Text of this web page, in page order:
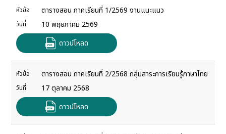
หัวข้อ ตารางสอน ภาคเรียนที่ 1/2569 งานแนะแนว
วันที่
10 พฤษภาคม 2569
ดาวน์โหลด
หัวข้อ ตารางสอน ภาคเรียนที่ 2/2568 กลุ่มสาระการเรียนรู้ภาษาไทย
วันที่
17 ตุลาคม 2568
ดาวน์โหลด